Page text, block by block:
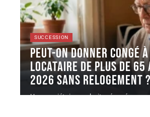
SUCCESSION
Peut-on donner congé
locataire de plus de 65
2026 sans relogement ?
Un propriétaire souhaite récupérer